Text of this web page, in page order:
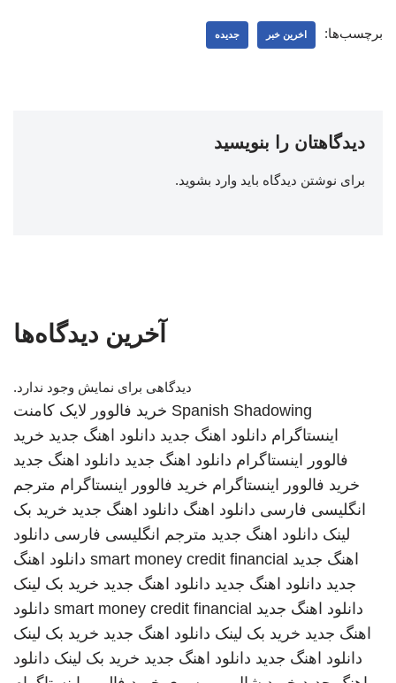
برچسب‌ها: اخرین خبر جدیده
دیدگاهتان را بنویسید
برای نوشتن دیدگاه باید وارد بشوید.
آخرین دیدگاه‌ها
دیدگاهی برای نمایش وجود ندارد.
Spanish Shadowing خرید فالوور لایک کامنت
اینستاگرام دانلود اهنگ جدید دانلود اهنگ جدید خرید
فالوور اینستاگرام دانلود اهنگ جدید دانلود اهنگ جدید
خرید فالوور اینستاگرام خرید فالوور اینستاگرام مترجم
انگلیسی فارسی دانلود اهنگ دانلود اهنگ جدید خرید بک
لینک دانلود اهنگ جدید مترجم انگلیسی فارسی دانلود
اهنگ جدید smart money credit financial دانلود اهنگ
جدید دانلود اهنگ جدید دانلود اهنگ جدید خرید بک لینک
دانلود اهنگ جدید smart money credit financial دانلود
اهنگ جدید خرید بک لینک دانلود اهنگ جدید خرید بک لینک
دانلود اهنگ جدید دانلود اهنگ جدید خرید بک لینک دانلود